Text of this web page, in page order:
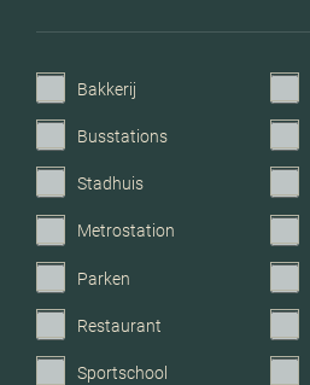
Garage
Bakkerij
Busstations
Stadhuis
Metrostation
Parken
Restaurant
Sportschool